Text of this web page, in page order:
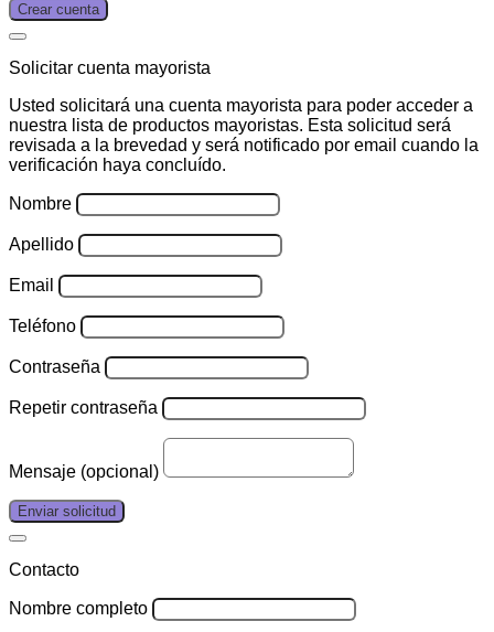
Crear cuenta
Solicitar cuenta mayorista
Usted solicitará una cuenta mayorista para poder acceder a
nuestra lista de productos mayoristas. Esta solicitud será
revisada a la brevedad y será notificado por email cuando la
verificación haya concluído.
Nombre
Apellido
Email
Teléfono
Contraseña
Repetir contraseña
Mensaje (opcional)
Enviar solicitud
Contacto
Nombre completo